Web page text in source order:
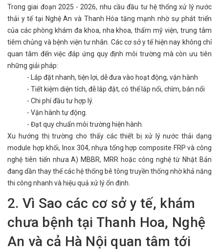
Trong giai đoạn 2025 - 2026, nhu cầu đầu tư hệ thống xử lý nước
thải y tế tại Nghệ An và Thanh Hóa tăng mạnh nhờ sự phát triển
của các phòng khám đa khoa, nha khoa, thẩm mỹ viện, trung tâm
tiêm chủng và bệnh viện tư nhân. Các cơ sở y tế hiện nay không chỉ
quan tâm đến việc đáp ứng quy định môi trường mà còn ưu tiên
những giải pháp:
- Lắp đặt nhanh, tiện lợi, dễ đưa vào hoạt động, vận hành
- Tiết kiệm diện tích, đễ lắp đặt, có thể lắp nổi, chìm, bán nổi
- Chi phí đầu tư hợp lý.
- Vận hành tự động.
- Đạt quy chuẩn môi trường hiện hành.
Xu hướng thị trường cho thấy các thiết bị xử lý nước thải dạng
module hợp khối, Inox 304, nhựa tổng hợp composite FRP và công
nghệ tiên tiến nhưa A) MBBR, MRR hoặc công nghệ từ Nhật Bản
đang dần thay thế các hệ thống bê tông truyền thống nhờ khả năng
thi công nhanh và hiệu quả xử lý ổn định.
2. Vì Sao các cơ sở y tế, khám
chưa bệnh tại Thanh Hoa, Nghệ
An và cả Hà Nội quan tâm tới